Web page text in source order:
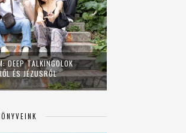
DEEP TALKINGOLOK
ÉS JÉZUSRÓL